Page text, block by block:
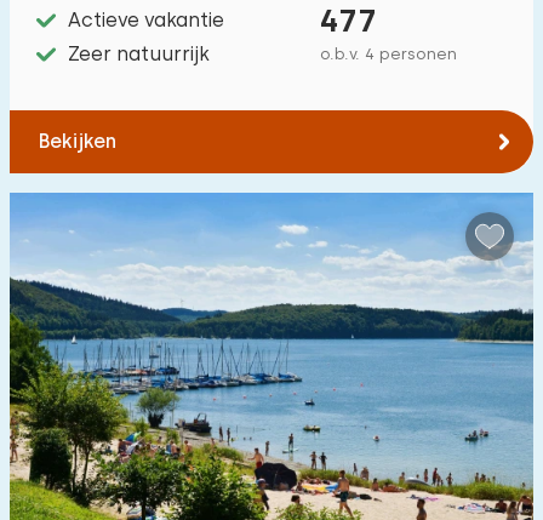
Actieve vakantie
Zeer natuurrijk
477
o.b.v. 4 personen
Bekijken